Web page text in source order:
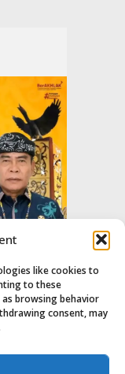
like cookies to
to these
browsing behavior
consent, may